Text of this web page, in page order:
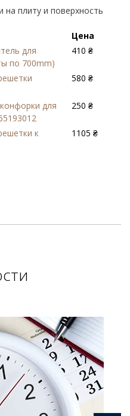
на плиту и поверхность
Цена
для
по 700mm)
410 ₴
580 ₴
для
250 ₴
к
1105 ₴